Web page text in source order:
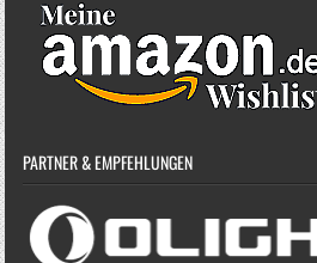
PARTNER & EMPFEHLUNGEN